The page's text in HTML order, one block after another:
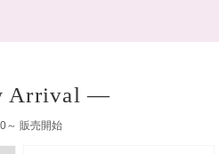
Arrival ―
～ 販売開始